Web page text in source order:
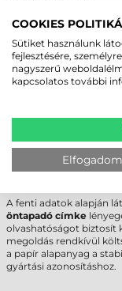
Direkt termál
PAPÍR VS
Tulajdonság
Fényállóság
A fenti adatok alapján
öntapadó címke
olvashatóságot biztosít
megoldás rendkívül
a papír alapanyag a
gyártási azonosításhoz.
COOKIES
Sütiket használunk
fejlesztésére,
nagyszerű
kapcsolatos további
Elfogadom